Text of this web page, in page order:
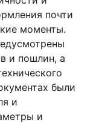
почти
моменты.
и пошлин, а
были
и
и